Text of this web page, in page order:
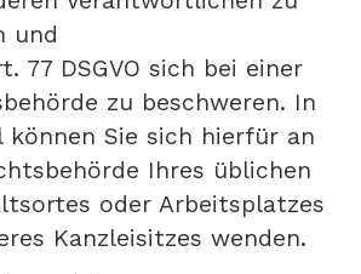
und
77 DSGVO sich bei einer
zu beschweren. In
können Sie sich hierfür an
Ihres üblichen
oder Arbeitsplatzes
Kanzleisitzes wenden.